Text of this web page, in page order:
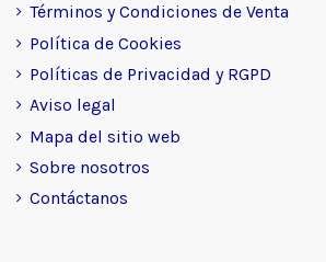
Términos y Condiciones de Venta
Política de Cookies
Políticas de Privacidad y RGPD
Aviso legal
Mapa del sitio web
Sobre nosotros
Contáctanos